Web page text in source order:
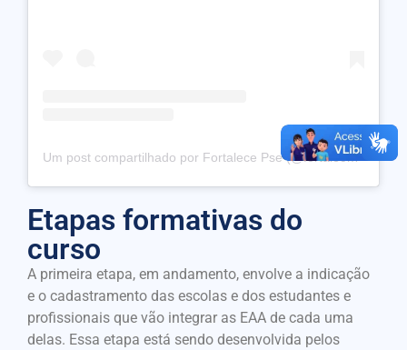
Um post compartilhado por Fortalece Pse (@fortalecepse)
Etapas formativas do
curso
A primeira etapa, em andamento, envolve a indicação
e o cadastramento das escolas e dos estudantes e
profissionais que vão integrar as EAA de cada uma
delas. Essa etapa está sendo desenvolvida pelos